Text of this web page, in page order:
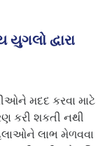
દ્વારા
મદદ કરવા માટે
કરી શકતી નથી
લાભ મેળવવા